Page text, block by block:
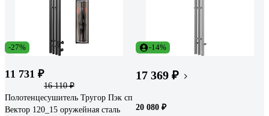
-27%
11 731 ₽
16 110 ₽
Полотенцесушитель Тругор Пэк сп
Вектор 120_15 оружейная сталь
-14%
17 369 ₽
20 080 ₽